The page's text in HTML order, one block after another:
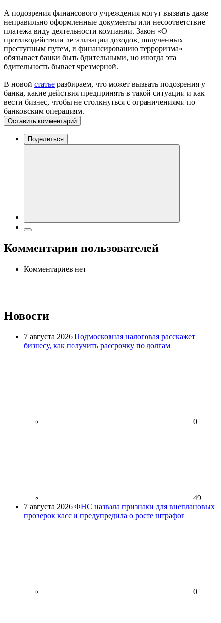
А подозрения финансового учреждения могут вызвать даже
неправильно оформленные документы или несоответствие
платежа виду деятельности компании. Закон «О
противодействии легализации доходов, полученных
преступным путем, и финансированию терроризма»
обязывает банки быть бдительными, но иногда эта
бдительность бывает чрезмерной.
В новой статье разбираем, что может вызвать подозрения у
банка, какие действия предпринять в такой ситуации и как
вести бизнес, чтобы не столкнуться с ограничениями по
банковским операциям.
Оставить комментарий
Поделиться
Комментарии пользователей
Комментариев нет
Новости
7 августа 2026 Подмосковная налоговая расскажет
бизнесу, как получить рассрочку по долгам
0
49
7 августа 2026 ФНС назвала признаки для внеплановых
проверок касс и предупредила о росте штрафов
0